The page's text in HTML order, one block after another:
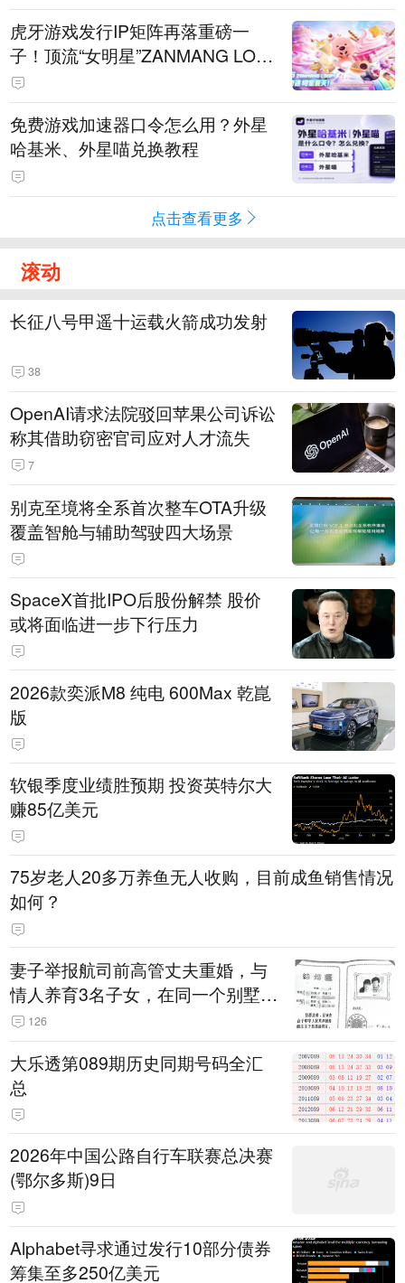
虎牙游戏发行IP矩阵再落重磅一
子！顶流“女明星”ZANMANG LOO
PY 正版3D消除手游《消消奇遇》
惊喜曝光
免费游戏加速器口令怎么用？外星
哈基米、外星喵兑换教程
点击查看更多
滚动
长征八号甲遥十运载火箭成功发射
38
OpenAI请求法院驳回苹果公司诉讼
称其借助窃密官司应对人才流失
7
别克至境将全系首次整车OTA升级
覆盖智舱与辅助驾驶四大场景
SpaceX首批IPO后股份解禁 股价
或将面临进一步下行压力
2026款奕派M8 纯电 600Max 乾崑
版
软银季度业绩胜预期 投资英特尔大
赚85亿美元
75岁老人20多万养鱼无人收购，目前成鱼销售情况
如何？
妻子举报航司前高管丈夫重婚，与
情人养育3名子女，在同一个别墅区
有两个“家”！最新进展：丈夫与情
人均获刑1年
126
大乐透第089期历史同期号码全汇
总
2026年中国公路自行车联赛总决赛
(鄂尔多斯)9日
Alphabet寻求通过发行10部分债券
筹集至多250亿美元